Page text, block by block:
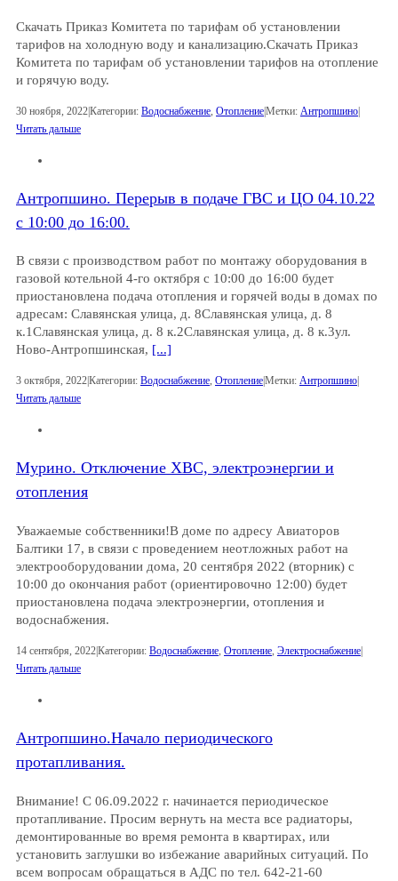
Скачать Приказ Комитета по тарифам об установлении
тарифов на холодную воду и канализацию.Скачать Приказ
Комитета по тарифам об установлении тарифов на отопление
и горячую воду.
30 ноября, 2022|Категории: Водоснабжение Отопление|Метки: Антропшино|
Читать дальше
Антропшино. Перерыв в подаче ГВС и ЦО 04.10.22
с 10:00 до 16:00.
В связи с производством работ по монтажу оборудования в
газовой котельной 4-го октября с 10:00 до 16:00 будет
приостановлена подача отопления и горячей воды в домах по
адресам: Славянская улица, д. 8Славянская улица, д. 8
к.1Славянская улица, д. 8 к.2Славянская улица, д. 8 к.3ул.
Ново-Антропшинская, [...]
3 октября, 2022Категории: Водоснабжение, ОтоплениеМетки: Антропшино
Читать дальше
Мурино. Отключение ХВС, электроэнергии и
отопления
Уважаемые собственники!В доме по адресу Авиаторов
Балтики 17, в связи с проведением неотложных работ на
электрооборудовании дома, 20 сентября 2022 (вторник) с
10:00 до окончания работ (ориентировочно 12:00) будет
приостановлена подача электроэнергии, отопления и
водоснабжения.
14 сентября, 2022Категории: Водоснабжение, Отопление, Электроснабжение
Читать дальше
Антропшино.Начало периодического
протапливания.
Внимание! С 06.09.2022 г. начинается периодическое
протапливание. Просим вернуть на места все радиаторы,
демонтированные во время ремонта в квартирах, или
установить заглушки во избежание аварийных ситуаций. По
всем вопросам обращаться в АДС по тел. 642-21-60